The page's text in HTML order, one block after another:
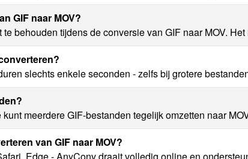
GIF naar MOV?
behouden tijdens de conversie van GIF naar MOV.
slechts enkele seconden - zelfs bij grotere
meerdere GIF-bestanden tegelijk omzetten naar
van GIF naar MOV?